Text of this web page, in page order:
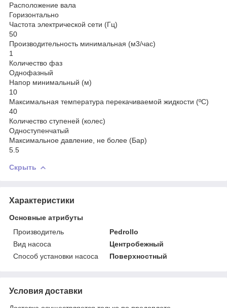
Расположение вала
Горизонтально
Частота электрической сети (Гц)
50
Производительность минимальная (м3/час)
1
Количество фаз
Однофазный
Напор минимальный (м)
10
Максимальная температура перекачиваемой жидкости (ºС)
40
Количество ступеней (колес)
Одноступенчатый
Максимальное давление, не более (Бар)
5.5
Скрыть
Характеристики
Основные атрибуты
Производитель
Pedrollo
Вид насоса
Центробежный
Способ установки насоса
Поверхностный
Условия доставки